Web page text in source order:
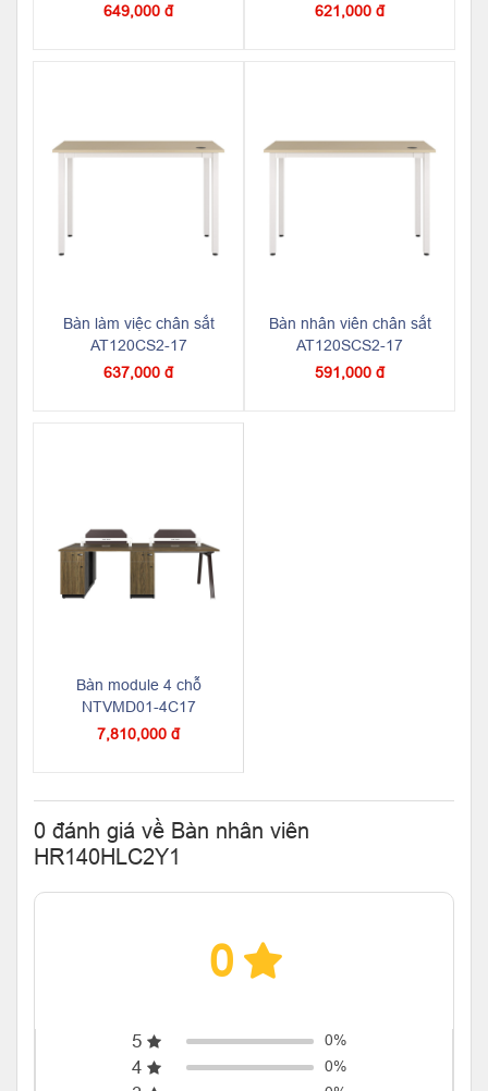
649,000 đ
621,000 đ
Bàn làm việc chân sắt
AT120CS2-17
637,000 đ
Bàn nhân viên chân sắt
AT120SCS2-17
591,000 đ
Bàn module 4 chỗ
NTVMD01-4C17
7,810,000 đ
0 đánh giá về Bàn nhân viên
HR140HLC2Y1
0
5 0%
4 0%